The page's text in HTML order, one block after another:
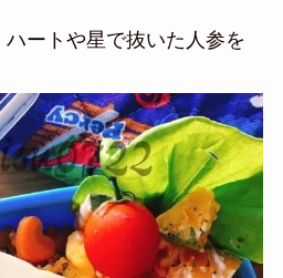
ートや星で抜いた人参を